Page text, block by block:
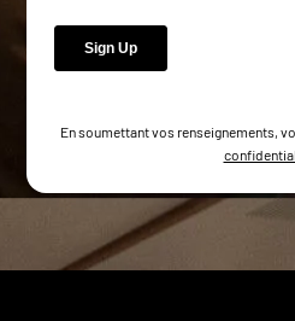
En soumettant vos renseignements,